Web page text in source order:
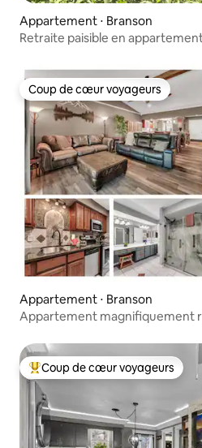
Appartement ⋅ Branson
Retraite paisible en
Coup de cœur voyageurs
Coup de cœur voyageurs
Appartement ⋅ Branson
Appartement magnifiquement
Coups de cœur voyageurs les
Coup de cœur voyageurs